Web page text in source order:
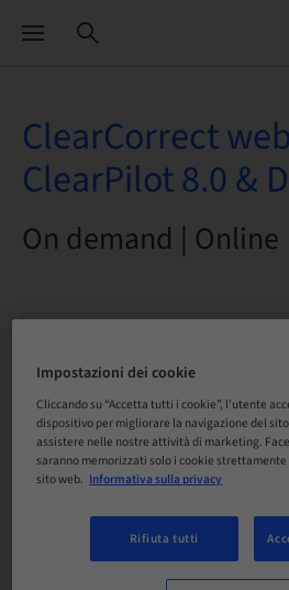
ClearCorrect
ClearPilot 8.0 &
On demand | Online
Scadenza registrazione
05. giu 2044 (UTC+1)
Lingua
Italiano
Impostazioni dei cookie
Cliccando su “Accetta tutti i cookie”, l'utente
dispositivo per migliorare la navigazione del
assistere nelle nostre attività di marketing.
saranno memorizzati solo i cookie
sito web. Informativa sulla privacy
Rifiuta tutti